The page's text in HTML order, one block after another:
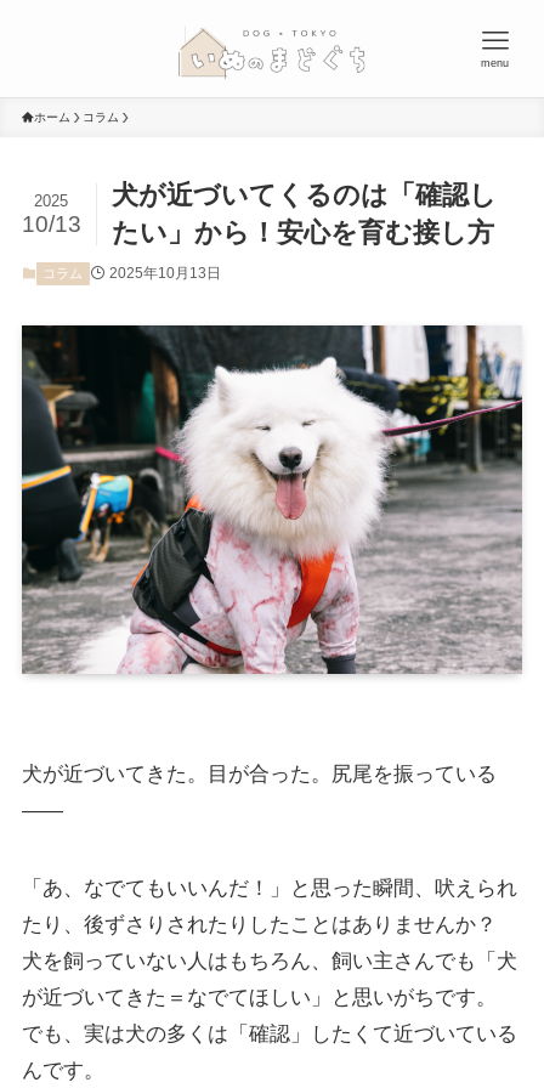
menu
ホーム コラム
犬が近づいてくるのは「確認し
たい」から！安心を育む接し方
2025
10/13
コラム 2025年10月13日
犬が近づいてきた。目が合った。尻尾を振っている
――
「あ、なでてもいいんだ！」と思った瞬間、吠えられ
たり、後ずさりされたりしたことはありませんか？
犬を飼っていない人はもちろん、飼い主さんでも「犬
が近づいてきた＝なでてほしい」と思いがちです。
でも、実は犬の多くは「確認」したくて近づいている
んです。